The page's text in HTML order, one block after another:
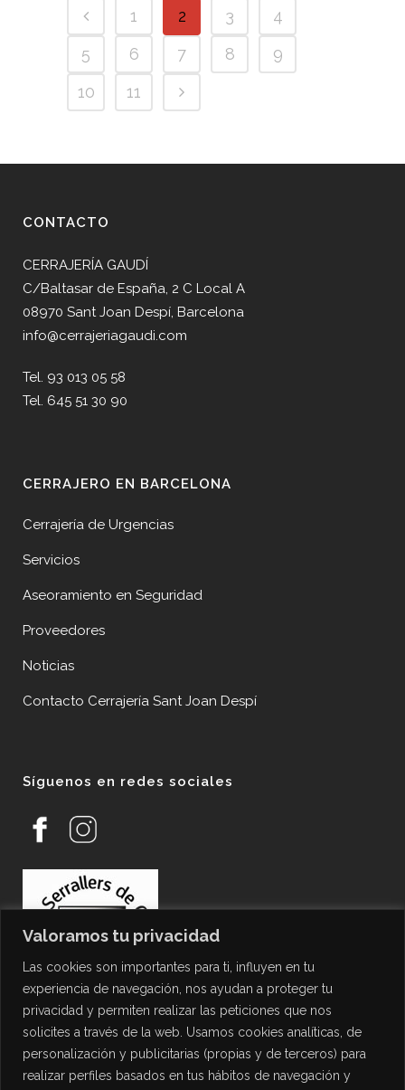
Valoramos tu privacidad
Las cookies son importantes para ti, influyen en tu
experiencia de navegación, nos ayudan a proteger tu
privacidad y permiten realizar las peticiones que nos
solicites a través de la web. Usamos cookies analíticas, de
personalización y publicitarias (propias y de terceros) para
realizar perfiles basados en tus hábitos de navegación y
1 2 3
4
5
6 7 8
9
10
11
CONTACTO
CERRAJERÍA GAUDÍ
C/Baltasar de España, 2 C Local A
08970 Sant Joan Despí, Barcelona
info@cerrajeriagaudi.com
Tel. 93 013 05 58
Tel. 645 51 30 90
CERRAJERO EN BARCELONA
Cerrajería de Urgencias
Servicios
Aseoramiento en Seguridad
Proveedores
Noticias
Contacto Cerrajería Sant Joan Despí
Síguenos en redes sociales
PROTECCIÓN DE DATOS